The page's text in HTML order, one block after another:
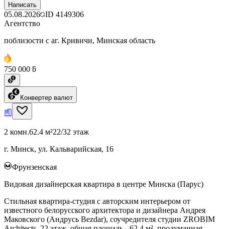
Написать
05.08.2026 ID 4149306
Агентство
поблизости с аг. Кривичи, Минская область
750 000 ƃ
Конвертер валют
2 комн.62.4 м²22/32 этаж
г. Минск, ул. Кальварийская, 16
Фрунзенская
Видовая дизайнерская квартира в центре Минска (Парус)
Стильная квартира-студия с авторским интерьером от
известного белорусского архитектора и дизайнера Андрея
Маковского (Андрусь Bezdаr), соучредителя студии ZROBIM